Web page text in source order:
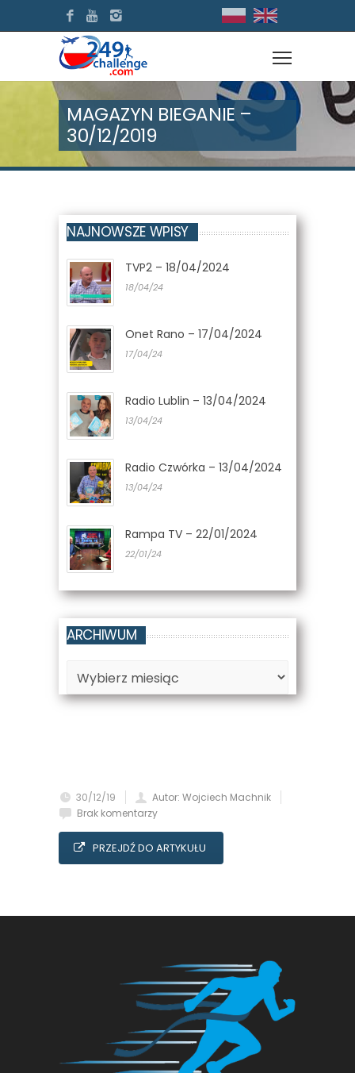
MAGAZYN BIEGANIE –
30/12/2019
NAJNOWSZE WPISY
TVP2 – 18/04/2024
18/04/24
Onet Rano – 17/04/2024
17/04/24
Radio Lublin – 13/04/2024
13/04/24
Radio Czwórka – 13/04/2024
13/04/24
Rampa TV – 22/01/2024
22/01/24
ARCHIWUM
Archiwum
30/12/19
Autor: Wojciech Machnik
Brak komentarzy
PRZEJDŹ DO ARTYKUŁU